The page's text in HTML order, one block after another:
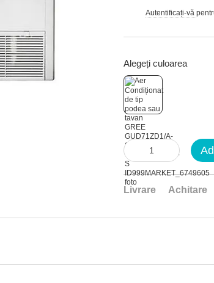
Autentificați-vă
Alegeți culoarea
Livrare Achitare